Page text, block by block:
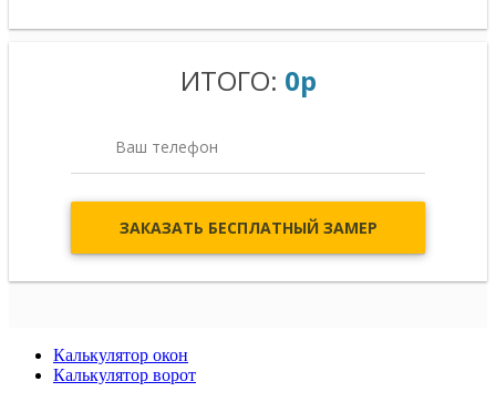
ИТОГО: 0p
Калькулятор окон
Калькулятор ворот